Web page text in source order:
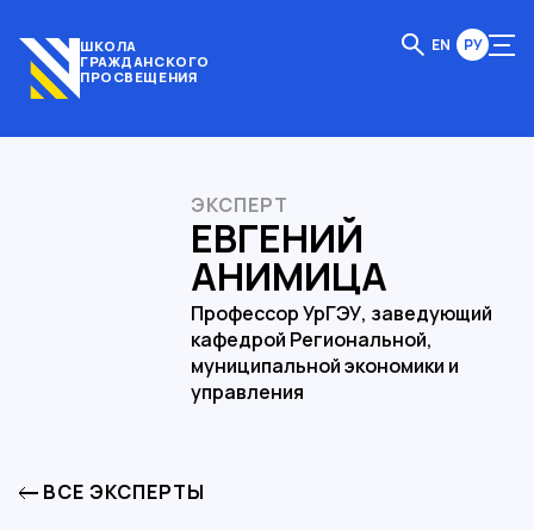
ШКОЛА
ГРАЖДАНСКОГО
ПРОСВЕЩЕНИЯ
EN РУ
ЭКСПЕРТ
ЕВГЕНИЙ
АНИМИЦА
Профессор УрГЭУ, заведующий
кафедрой Региональной,
муниципальной экономики и
управления
ВСЕ ЭКСПЕРТЫ